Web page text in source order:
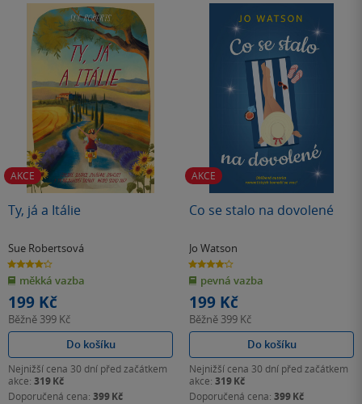
AKCE
Ty, já a Itálie
Sue Robertsová
4.2
z
5
hvězdiček
měkká vazba
199 Kč
Běžně 399 Kč
Do košíku
Nejnižší cena 30 dní před začátkem
akce: 319 Kč
Doporučená cena: 399 Kč
AKCE
Co se stalo na dovolené
Jo Watson
4.1
z
5
hvězdiček
pevná vazba
199 Kč
Běžně 399 Kč
Do košíku
Nejnižší cena 30 dní před začátkem
akce: 319 Kč
Doporučená cena: 399 Kč